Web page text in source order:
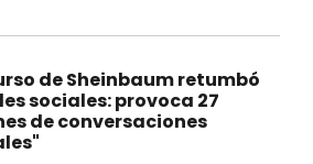
de Sheinbaum retumbó
sociales: provoca 27
de conversaciones